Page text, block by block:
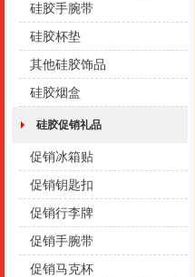
硅胶手腕带
硅胶杯垫
其他硅胶饰品
硅胶烟盒
硅胶促销礼品
促销冰箱贴
促销钥匙扣
促销行李牌
促销手腕带
促销马克杯